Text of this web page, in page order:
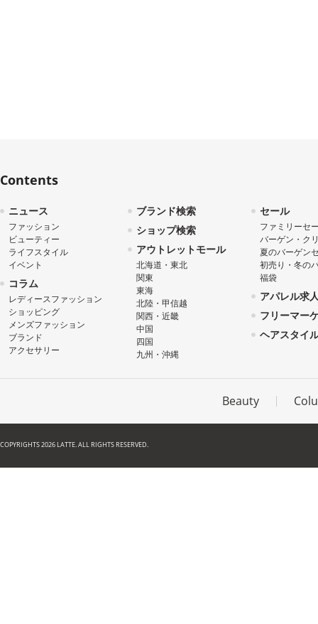
Contents
ニュース
ファッション
ビューティー
ライフスタイル
イベント
コラム
レディースファッション
ショッピング
メンズファッション
ブランド
アクセサリー
ブランド検索
ショップ検索
アウトレットモール
北海道・東北
関東
東海
北陸・甲信越
関西・近畿
中国
四国
九州・沖縄
セール
ファミリーセ
バーゲン・ク
夏のバーゲン
初売り・冬の
福袋
アパレル求
フリーマー
ヘアスタイ
Beauty
COPYRIGHTS 2026 LATTE. ALL RIGHTS RESERVED.